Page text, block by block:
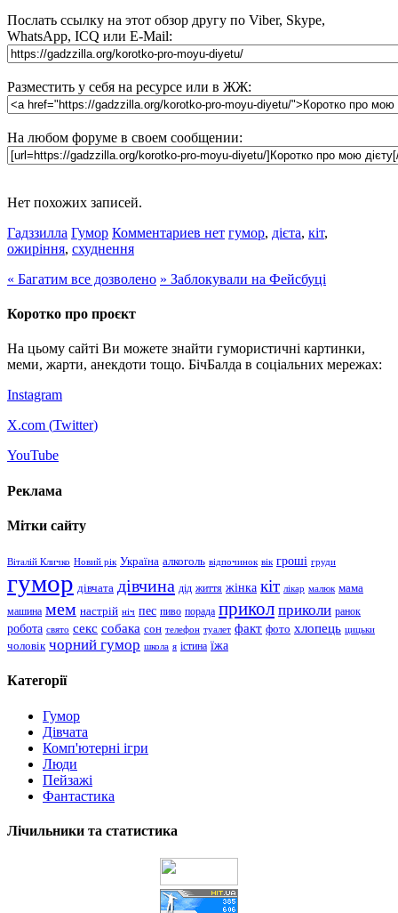
Послать ссылку на этот обзор другу по Viber, Skype,
WhatsApp, ICQ или E-Mail:
Разместить у себя на ресурсе или в ЖЖ:
На любом форуме в своем сообщении:
Нет похожих записей.
Гадззилла Гумор Комментариев нет гумор, дієта, кіт,
ожиріння, схуднення
« Багатим все дозволено » Заблокували на Фейсбуці
Коротко про проєкт
На цьому сайті Ви можете знайти гумористичні картинки,
меми, жарти, анекдоти тощо. БічБалда в соціальних мережах:
Instagram
X.com (Twitter)
YouTube
Реклама
Мітки сайту
Віталій Кличко Новий рік Україна алкоголь відпочинок вік гроші груди
гумор дівчата дівчина дід життя жінка кіт лікар малюк мама
машина мем настрій ніч пес пиво порада прикол приколи ранок
робота свято секс собака сон телефон туалет факт фото хлопець цицьки
чоловік чорний гумор школа я істина їжа
Категорії
Гумор
Дівчата
Комп'ютерні ігри
Люди
Пейзажі
Фантастика
Лічильники та статистика